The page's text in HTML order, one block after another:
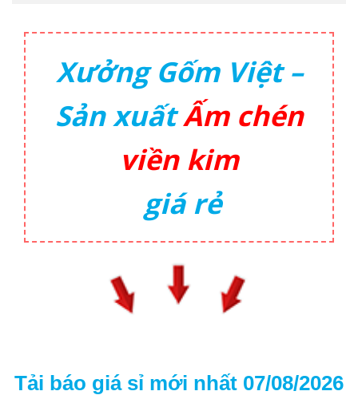
Xưởng Gốm Việt –
Sản xuấtẤm chén
viền kim
giá rẻ
Tải báo giá sỉ mới nhất 07/08/2026